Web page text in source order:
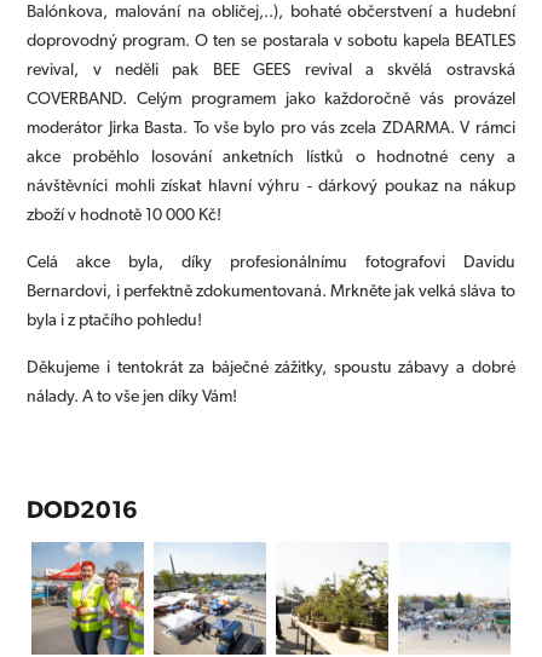
Balónkova, malování na obličej,..), bohaté občerstvení a hudební
doprovodný program. O ten se postarala v sobotu kapela BEATLES
revival, v neděli pak BEE GEES revival a skvělá ostravská
COVERBAND. Celým programem jako každoročně vás provázel
moderátor Jirka Basta. To vše bylo pro vás zcela ZDARMA.V rámci
akce proběhlo losování anketních lístků o hodnotné ceny a
návštěvníci mohli získat hlavní výhru - dárkový poukaz na nákup
zboží v hodnotě 10 000 Kč!
Celá akce byla, díky profesionálnímu fotografovi Davidu
Bernardovi, i perfektně zdokumentovaná. Mrkněte jak velká sláva to
byla i z ptačího pohledu!
Děkujeme i tentokrát za báječné zážitky, spoustu zábavy a dobré
nálady. A to vše jen díky Vám!
DOD2016